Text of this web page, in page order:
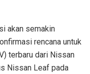
akan semakin
rencana untuk
terbaru dari Nissan
Nissan Leaf pada